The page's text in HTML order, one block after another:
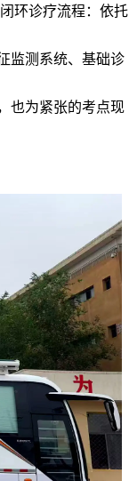
环诊疗流程：依托
监测系统、基础诊
也为紧张的考点现